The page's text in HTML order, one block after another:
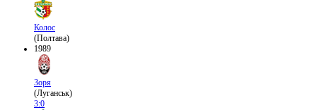
Колос
(Полтава)
1989
Зоря
(Луганськ)
3:0